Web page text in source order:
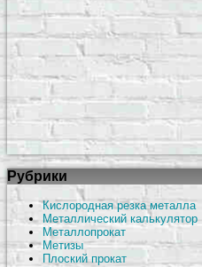
Рубрики
Кислородная резка металла
Металлический калькулятор
Металлопрокат
Метизы
Плоский прокат